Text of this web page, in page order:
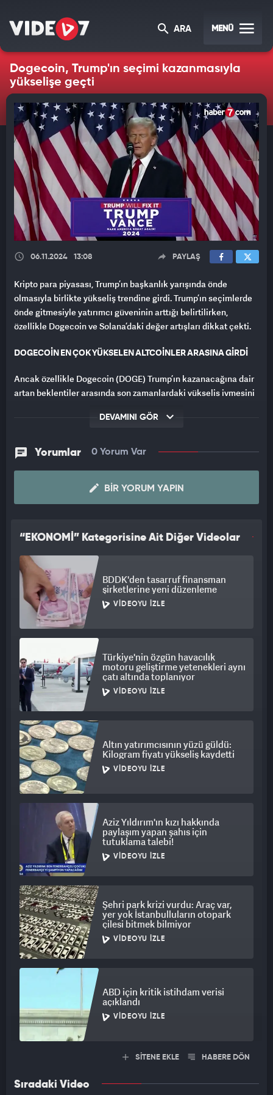
ARA MENÜ
Dogecoin, Trump'ın seçimi kazanmasıyla
yükselişe geçti
06.11.2024 13:08 PAYLAŞ
Kripto para piyasası, Trump’ın başkanlık yarışında önde
olmasıyla birlikte yükseliş trendine girdi. Trump’ın seçimlerde
önde gitmesiyle yatırımcı güveninin arttığı belirtilirken,
özellikle Dogecoin ve Solana’daki değer artışları dikkat çekti.
DOGECOİN EN ÇOK YÜKSELEN ALTCOİNLER ARASINA GİRDİ
Ancak özellikle Dogecoin (DOGE) Trump’ın kazanacağına dair
artan beklentiler arasında son zamanlardaki yükseliş ivmesini
DOGECOİN'DE 7 AYIN EN YÜKSEK SEVİYESİ
DOGE, ABD Seçim Günü’nde 0,2 dolara fırlayarak 7 ayın en
yüksek seviyesine ulaştı.
DEVAMINI GÖR
Yorumlar 0 Yorum Var
BIR YORUM YAPIN
“EKONOMİ” Kategorisine Ait Diğer Videolar
BDDK'den tasarruf finansman
şirketlerine yeni düzenleme
VIDEOYU İZLE
Türkiye'nin özgün havacılık
motoru geliştirme yetenekleri aynı
çatı altında toplanıyor
VIDEOYU İZLE
Altın yatırımcısının yüzü güldü:
Kilogram fiyatı yükseliş kaydetti
VIDEOYU İZLE
Aziz Yıldırım'ın kızı hakkında
paylaşım yapan şahıs için
tutuklama talebi!
VIDEOYU İZLE
Şehri park krizi vurdu: Araç var,
yer yok İstanbulluların otopark
çilesi bitmek bilmiyor
VIDEOYU İZLE
ABD için kritik istihdam verisi
açıklandı
VIDEOYU İZLE
SİTENE EKLE HABERE DÖN
Sıradaki Video